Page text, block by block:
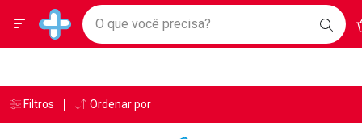
Drogarias Pacheco
Baixe nosso APP e aproveite Ofertas Exclusivas!
O
Ir direto para a home
pela página
Ir direto para o conteúdo
Ir direto para a busca
Ir direto para a ajuda
Ir direto para a notificações
Faça a sua busca
O que você precisa?
Menu
Breadcrumb
Drogarias Pacheco Ever Care
Âncoras
Filtros Ordenar por